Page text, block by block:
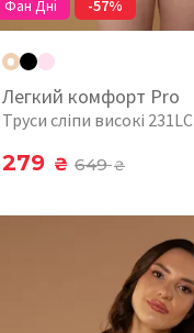
Фан Дні -57%
Легкий комфорт Pro
Труси сліпи високі 231LC
279 ₴ 649₴